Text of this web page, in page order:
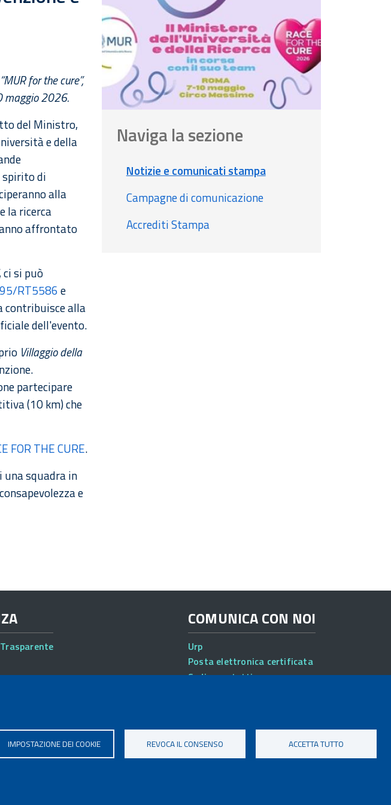
IMPOSTAZIONE DEI COOKIE REVOCA IL CONSENSO ACCETTA TUTTO
for the cure”,
maggio 2026.
del Ministro,
e della
di
alla
la ricerca
affrontato
ci si può
RT5586 e
contribuisce alla
dell'evento.
Villaggio della
partecipare
(10 km) che
FOR THE CURE.
una squadra in
e
Naviga la sezione
Notizie e comunicati stampa
Campagne di comunicazione
Accrediti Stampa
COMUNICA CON NOI
Urp
Posta elettronica certificata
Sedi e contatti
FOOTER
Mappa del sito Accessibilità Note legali Privacy Cookie settings